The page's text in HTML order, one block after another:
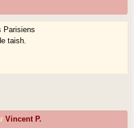
Parisiens
taish.
Vincent P.